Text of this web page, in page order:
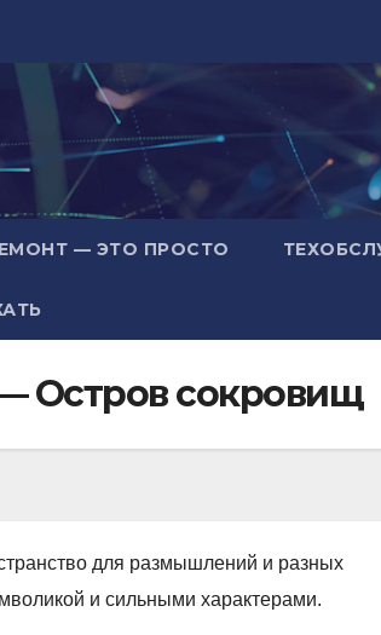
— ЭТО ПРОСТО
Остров сокровищ
для размышлений и разных
и сильными характерами.